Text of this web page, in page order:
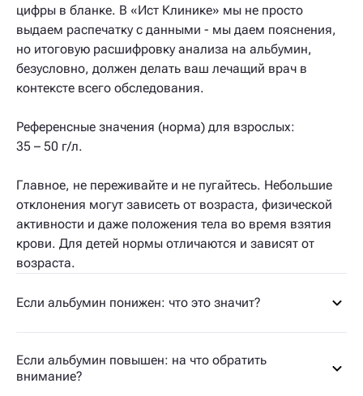
цифры в бланке. В «Ист Клинике» мы не просто
выдаем распечатку с данными - мы даем пояснения,
но итоговую расшифровку анализа на альбумин,
безусловно, должен делать ваш лечащий врач в
контексте всего обследования.
Референсные значения (норма) для взрослых:
35 – 50 г/л.
Главное, не переживайте и не пугайтесь. Небольшие
отклонения могут зависеть от возраста, физической
активности и даже положения тела во время взятия
крови. Для детей нормы отличаются и зависят от
возраста.
Если альбумин понижен: что это значит?
Если альбумин повышен: на что обратить
внимание?